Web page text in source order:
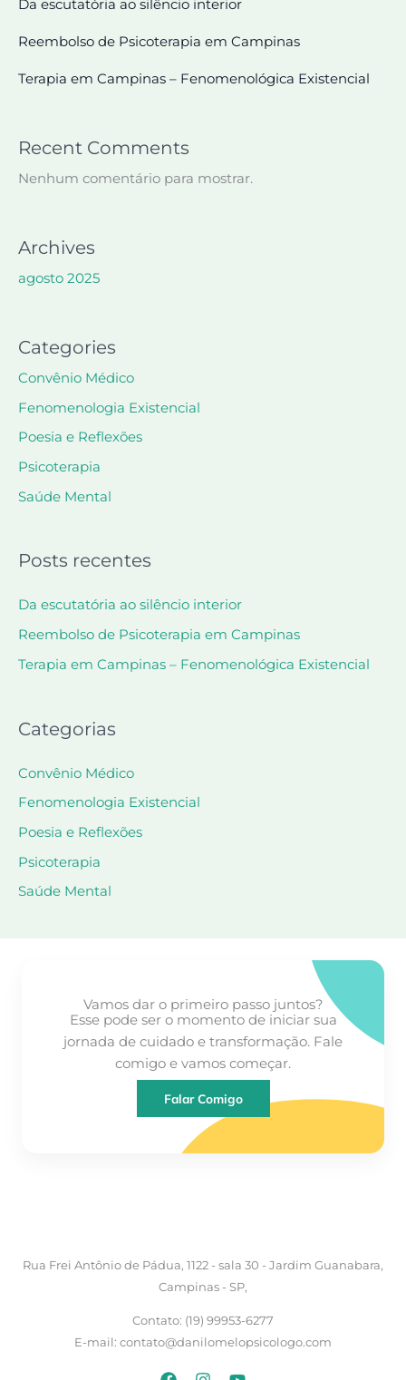
Da escutatória ao silêncio interior
Reembolso de Psicoterapia em Campinas
Terapia em Campinas – Fenomenológica Existencial
Recent Comments
Nenhum comentário para mostrar.
Archives
agosto 2025
Categories
Convênio Médico
Fenomenologia Existencial
Poesia e Reflexões
Psicoterapia
Saúde Mental
Posts recentes
Da escutatória ao silêncio interior
Reembolso de Psicoterapia em Campinas
Terapia em Campinas – Fenomenológica Existencial
Categorias
Convênio Médico
Fenomenologia Existencial
Poesia e Reflexões
Psicoterapia
Saúde Mental
Vamos dar o primeiro passo juntos?
Esse pode ser o momento de iniciar sua
jornada de cuidado e transformação. Fale
comigo e vamos começar.
Falar Comigo
Rua Frei Antônio de Pádua, 1122 - sala 30 - Jardim Guanabara,
Campinas - SP,
Contato: (19) 99953-6277
E-mail: contato@danilomelopsicologo.com